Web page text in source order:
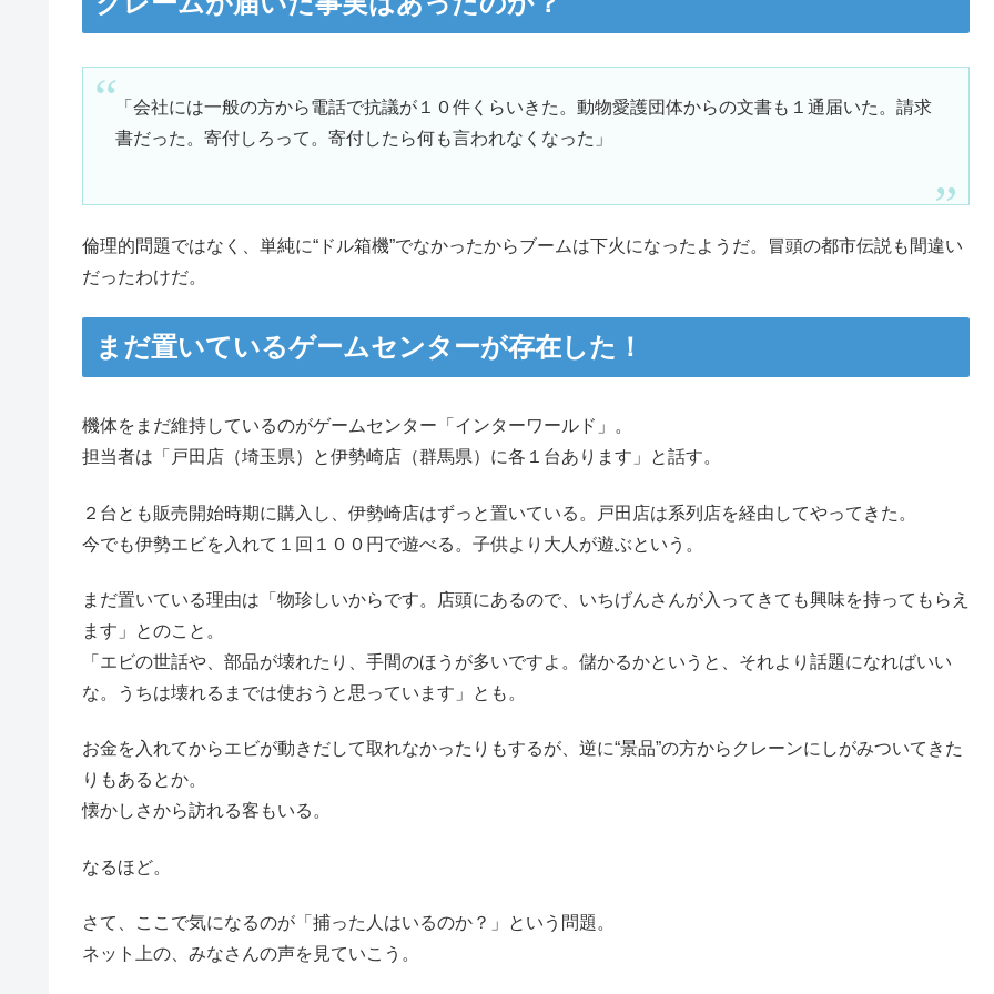
「会社には一般の方から電話で抗議が１０件くらいきた。動物愛護団体からの文書も１通届いた。請求
書だった。寄付しろって。寄付したら何も言われなくなった」
倫理的問題ではなく、単純に“ドル箱機”でなかったからブームは下火になったようだ。冒頭の都市伝説も間違い
だったわけだ。
まだ置いているゲームセンターが存在した！
機体をまだ維持しているのがゲームセンター「インターワールド」。
担当者は「戸田店（埼玉県）と伊勢崎店（群馬県）に各１台あります」と話す。
２台とも販売開始時期に購入し、伊勢崎店はずっと置いている。戸田店は系列店を経由してやってきた。
今でも伊勢エビを入れて１回１００円で遊べる。子供より大人が遊ぶという。
まだ置いている理由は「物珍しいからです。店頭にあるので、いちげんさんが入ってきても興味を持ってもらえ
ます」とのこと。
「エビの世話や、部品が壊れたり、手間のほうが多いですよ。儲かるかというと、それより話題になればいい
な。うちは壊れるまでは使おうと思っています」とも。
お金を入れてからエビが動きだして取れなかったりもするが、逆に“景品”の方からクレーンにしがみついてきた
りもあるとか。
懐かしさから訪れる客もいる。
なるほど。
さて、ここで気になるのが「捕った人はいるのか？」という問題。
ネット上の、みなさんの声を見ていこう。